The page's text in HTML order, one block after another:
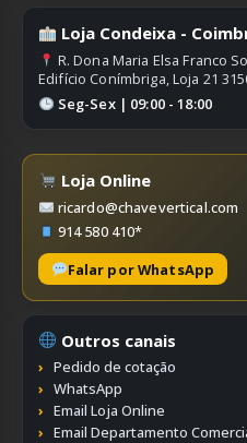
Loja Condeixa -
R. Dona Maria Elsa Franco
Edifício Conímbriga, Loja 21
Seg-Sex | 09:00 - 18:00
Loja Online
ricardo@chavevertical.com
914 580 410*
Falar por WhatsApp
Outros canais
Pedido de cotação
WhatsApp
Email Loja Online
Email Departamento